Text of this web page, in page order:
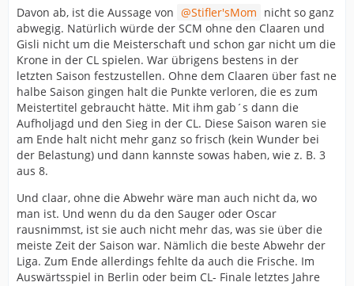
Davon ab, ist die Aussage von
Stifler'sMom nicht so ganz
abwegig. Natürlich würde der SCM ohne den Claaren und
Gisli nicht um die Meisterschaft und schon gar nicht um die
Krone in der CL spielen. War übrigens bestens in der
letzten Saison festzustellen. Ohne dem Claaren über fast ne
halbe Saison gingen halt die Punkte verloren, die es zum
Meistertitel gebraucht hätte. Mit ihm gab´s dann die
Aufholjagd und den Sieg in der CL. Diese Saison waren sie
am Ende halt nicht mehr ganz so frisch (kein Wunder bei
der Belastung) und dann kannste sowas haben, wie z. B. 3
aus 8.
Und claar, ohne die Abwehr wäre man auch nicht da, wo
man ist. Und wenn du da den Sauger oder Oscar
rausnimmst, ist sie auch nicht mehr das, was sie über die
meiste Zeit der Saison war. Nämlich die beste Abwehr der
Liga. Zum Ende allerdings fehlte da auch die Frische. Im
Auswärtsspiel in Berlin oder beim CL- Finale letztes Jahre